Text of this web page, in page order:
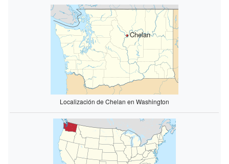
Chelan
Localización de Chelan en Washington